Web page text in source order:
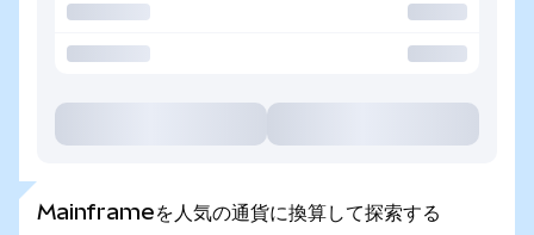
Mainframeを人気の通貨に換算して探索する